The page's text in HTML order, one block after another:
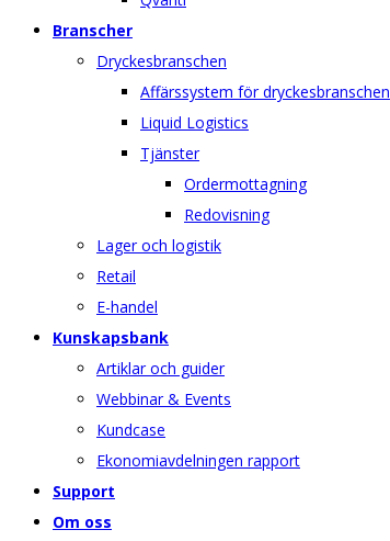
Branscher
Dryckesbranschen
Affärssystem för dryckesbranschen
Liquid Logistics
Tjänster
Ordermottagning
Redovisning
Lager och logistik
Retail
E-handel
Kunskapsbank
Artiklar och guider
Webbinar & Events
Kundcase
Ekonomiavdelningen rapport
Support
Om oss